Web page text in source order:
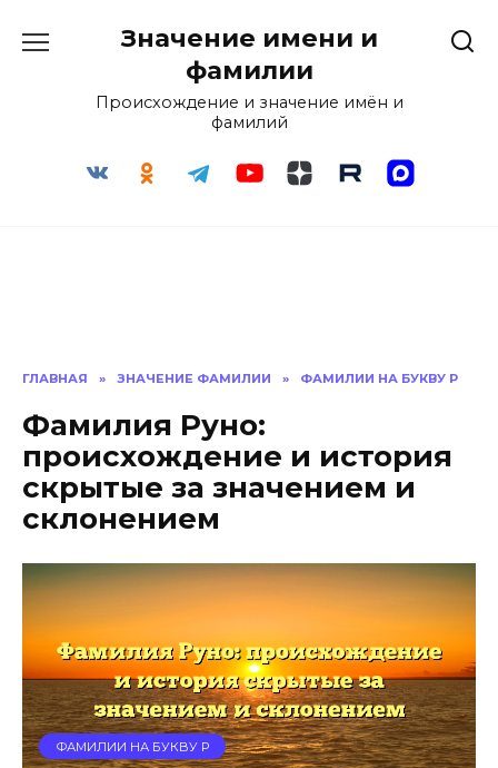
Значение имени и
фамилии
Происхождение и значение имён и
фамилий
ГЛАВНАЯ » ЗНАЧЕНИЕ ФАМИЛИИ » ФАМИЛИИ НА БУКВУ Р
Фамилия Руно:
происхождение и история
скрытые за значением и
склонением
ФАМИЛИИ НА БУКВУ Р